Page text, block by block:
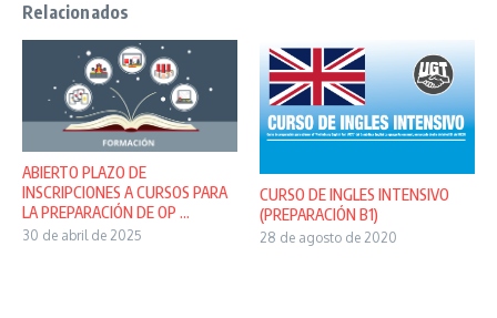
Relacionados
ABIERTO PLAZO DE
INSCRIPCIONES A CURSOS PARA
LA PREPARACIÓN DE OP ...
30 de abril de 2025
CURSO DE INGLES INTENSIVO
(PREPARACIÓN B1)
28 de agosto de 2020